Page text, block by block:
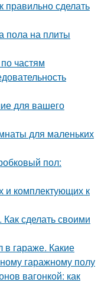
сделать
пола на плиты
частям
для вашего
для маленьких
пол:
и комплектующих к
сделать своими
гараже. Какие
гаражному полу
вагонкой: как